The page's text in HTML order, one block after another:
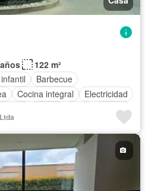
122 m²
Barbecue
Cocina integral
Electricidad
Piscina